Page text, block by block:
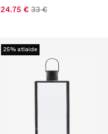
24.75 € 33 €
25% atlaide